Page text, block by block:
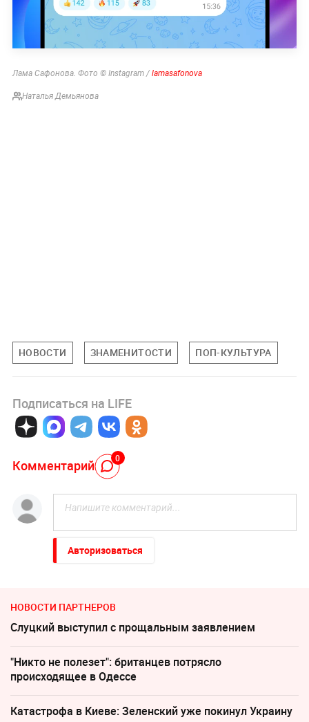
Лама Сафонова. Фото © Instagram /lamasafonova
Наталья Демьянова
НОВОСТИ ЗНАМЕНИТОСТИ ПОП-КУЛЬТУРА
Подписаться на LIFE
Комментарий 0
Авторизоваться
НОВОСТИ ПАРТНЕРОВ
Слуцкий выступил с прощальным заявлением
"Никто не полезет": британцев потрясло
происходящее в Одессе
Катастрофа в Киеве: Зеленский уже покинул Украину